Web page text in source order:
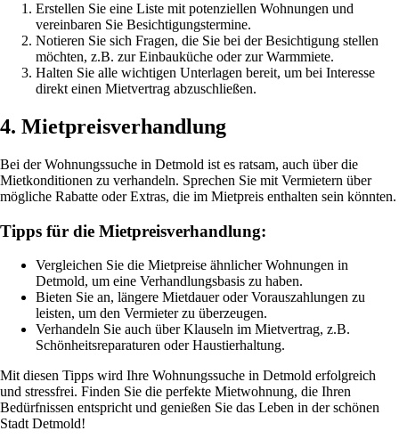
Erstellen Sie eine Liste mit potenziellen Wohnungen und
vereinbaren Sie Besichtigungstermine.
Notieren Sie sich Fragen, die Sie bei der Besichtigung stellen
möchten, z.B. zur Einbauküche oder zur Warmmiete.
Halten Sie alle wichtigen Unterlagen bereit, um bei Interesse
direkt einen Mietvertrag abzuschließen.
4. Mietpreisverhandlung
Bei der Wohnungssuche in Detmold ist es ratsam, auch über die
Mietkonditionen zu verhandeln. Sprechen Sie mit Vermietern über
mögliche Rabatte oder Extras, die im Mietpreis enthalten sein könnten.
Tipps für die Mietpreisverhandlung:
Vergleichen Sie die Mietpreise ähnlicher Wohnungen in
Detmold, um eine Verhandlungsbasis zu haben.
Bieten Sie an, längere Mietdauer oder Vorauszahlungen zu
leisten, um den Vermieter zu überzeugen.
Verhandeln Sie auch über Klauseln im Mietvertrag, z.B.
Schönheitsreparaturen oder Haustierhaltung.
Mit diesen Tipps wird Ihre Wohnungssuche in Detmold erfolgreich
und stressfrei. Finden Sie die perfekte Mietwohnung, die Ihren
Bedürfnissen entspricht und genießen Sie das Leben in der schönen
Stadt Detmold!